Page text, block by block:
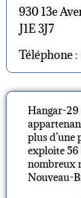
930 13e
J1E 3J7
Téléphone
Hangar-29
plus d’une
exploite
nombreux
Nouveau-